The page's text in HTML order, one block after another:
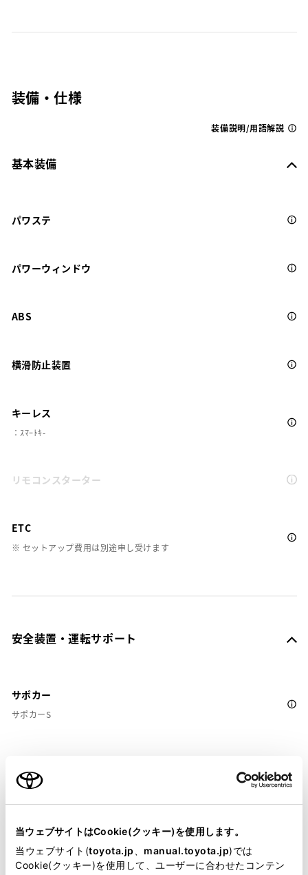
当ウェブサイトはCookie(クッキー)を使用します。
当ウェブサイト(toyota.jp manual.toyota.jp)では
Cookie(クッキー)を使用して、ユーザーに合わせたコンテン
装備・仕様
装備説明/用語解説
基本装備
パワステ
パワーウィンドウ
ABS
横滑防止装置
キーレス
：ｽﾏｰﾄｷ-
リモコンスターター
ETC
※ セットアップ費用は別途申し受けます
安全装置・運転サポート
サポカー
サポカーS
Toyota Safety Sense・Lexus Safety Systemのﾌﾟﾘｸﾗｯｼｭｾｰﾌﾃｨ